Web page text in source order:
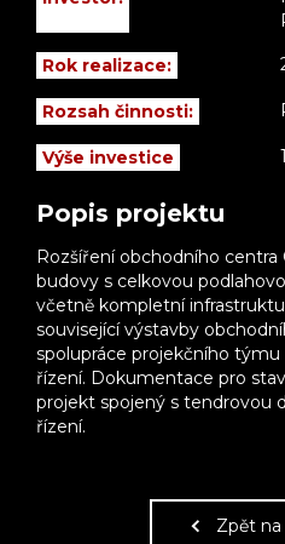
Popis projektu
Rozšíření obchodního centra
budovy s celkovou
včetně kompletní
související výstavby
spolupráce projekčního
řízení. Dokumentace pro
projekt spojený s tendrovou
řízení.
Rok realizace:
Rozsah činnosti:
Výše investice
Zpět